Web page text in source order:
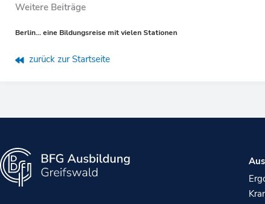
Weitere Beiträge
Prev
Berlin… eine Bildungsreise mit vielen Stationen
zurück zur Startseite